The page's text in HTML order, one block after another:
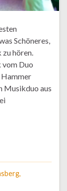
Schöneres,
hören.
vom Duo
Musikduo aus